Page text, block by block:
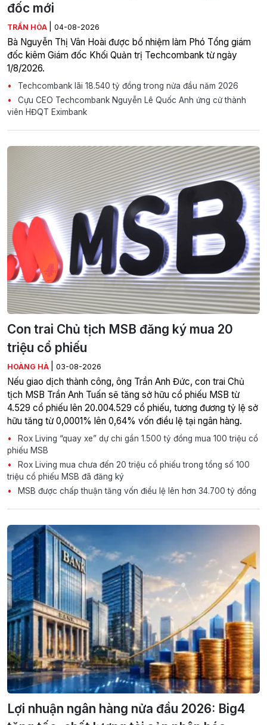
đốc mới
TRẦN HÒA 04-08-2026
Bà Nguyễn Thị Vân Hoài được bổ nhiệm làm Phó Tổng giám
đốc kiêm Giám đốc Khối Quản trị Techcombank từ ngày
1/8/2026.
Techcombank lãi 18.540 tỷ đồng trong nửa đầu năm 2026
Cựu CEO Techcombank Nguyễn Lê Quốc Anh ứng cử thành
viên HĐQT Eximbank
Con trai Chủ tịch MSB đăng ký mua 20
triệu cổ phiếu
HOÀNG HÀ 03-08-2026
Nếu giao dịch thành công, ông Trần Anh Đức, con trai Chủ
tịch MSB Trần Anh Tuấn sẽ tăng sở hữu cổ phiếu MSB từ
4.529 cổ phiếu lên 20.004.529 cổ phiếu, tương đương tỷ lệ sở
hữu tăng từ 0,0001% lên 0,64% vốn điều lệ tại ngân hàng.
Rox Living “quay xe” dự chi gần 1.500 tỷ đồng mua 100 triệu cổ
phiếu MSB
Rox Living mua chưa đến 20 triệu cổ phiếu trong tổng số 100
triệu cổ phiếu MSB đã đăng ký
MSB được chấp thuận tăng vốn điều lệ lên hơn 34.700 tỷ đồng
Lợi nhuận ngân hàng nửa đầu 2026: Big4